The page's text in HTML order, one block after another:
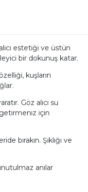
estetiği ve üstün
bir dokunuş katar.
kuşların
Göz alıcı su
getirmeniz için
bırakın. Şıklığı ve
anılar